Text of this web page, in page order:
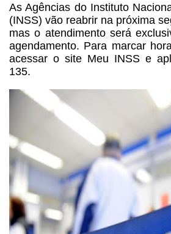
As Agências do Instituto
(INSS) vão reabrir na próxima
mas o atendimento será
agendamento. Para marcar
acessar o site Meu INSS e
135.